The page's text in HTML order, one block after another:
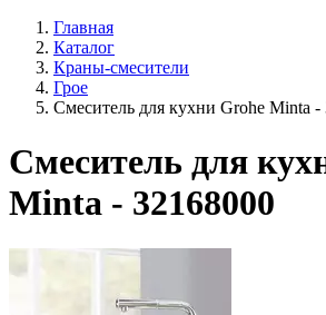
Главная
Каталог
Краны-смесители
Грое
Смеситель для кухни Grohe Minta -
Смеситель для
Minta - 32168000